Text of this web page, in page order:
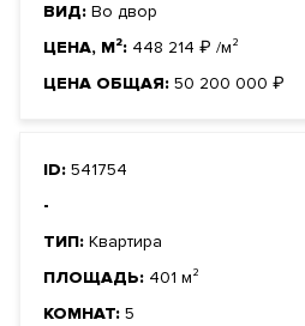
ВИД: Во двор
ЦЕНА, М²: 448 214 ₽ /м²
ЦЕНА ОБЩАЯ: 50 200 000 ₽
ID: 541754
-
ТИП: Квартира
ПЛОЩАДЬ: 401 м²
КОМНАТ: 5